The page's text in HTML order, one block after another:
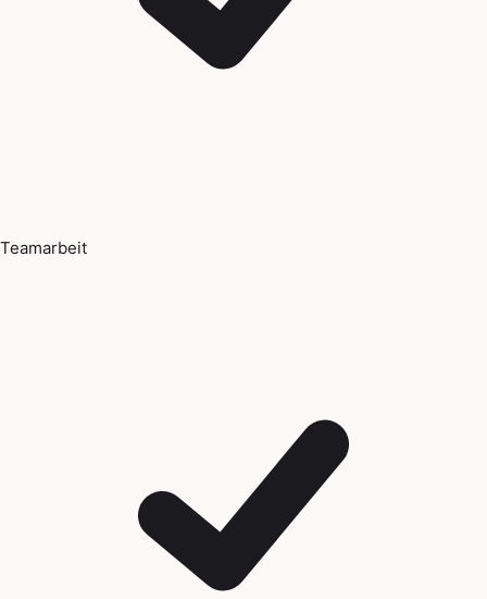
Teamarbeit